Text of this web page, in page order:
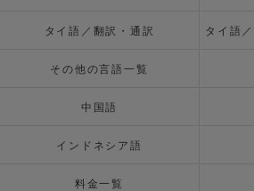
タイ語／翻訳・通訳
その他の言語一覧
中国語
インドネシア語
料金一覧